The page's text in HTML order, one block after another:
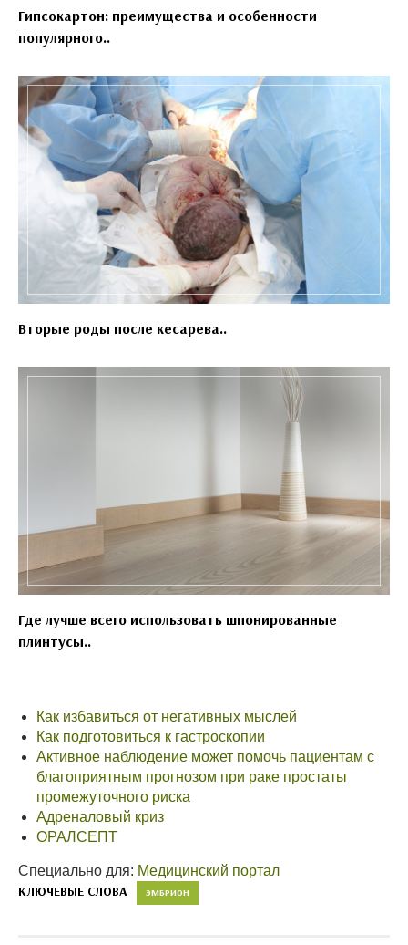
Гипсокартон: преимущества и особенности
популярного..
Вторые роды после кесарева..
Где лучше всего использовать шпонированные
плинтусы..
Как избавиться от негативных мыслей
Как подготовиться к гастроскопии
Активное наблюдение может помочь пациентам с
благоприятным прогнозом при раке простаты
промежуточного риска
Адреналовый криз
ОРАЛСЕПТ
Специально для: Медицинский портал
КЛЮЧЕВЫЕ СЛОВА ЭМБРИОН